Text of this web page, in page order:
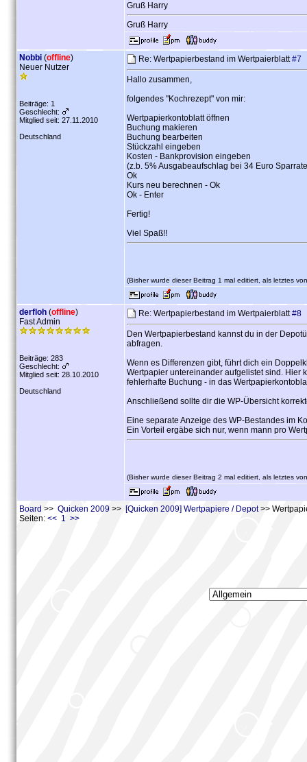
Gruß Harry
Gruß Harry
Nobbi (offline)
Neuer Nutzer
Beiträge: 1
Geschlecht:
Mitglied seit: 27.11.2010
Deutschland
Re: Wertpapierbestand im Wertpaierblatt#7
Hallo zusammen,
folgendes "Kochrezept" von mir:
Wertpapierkontoblatt öffnen
Buchung makieren
Buchung bearbeiten
Stückzahl eingeben
Kosten - Bankprovision eingeben
(z.b. 5% Ausgabeaufschlag bei 34 Euro
Ok
Kurs neu berechnen - Ok
Ok - Enter
Fertig!
Viel Spaß!!
(Bisher wurde dieser Beitrag 1 mal editiert, als letztes
derfloh (offline)
Fast Admin
Beiträge: 283
Geschlecht:
Mitglied seit: 28.10.2010
Deutschland
Re: Wertpapierbestand im Wertpaierblatt#8
Den Wertpapierbestand kannst du in der
abfragen.
Wenn es Differenzen gibt, führt dich ein
Wertpapier untereinander aufgelistet sind. Hier
fehlerhafte Buchung - in das
Anschließend sollte dir die WP-Übersicht
Eine separate Anzeige des WP-Bestandes im
Ein Vorteil ergäbe sich nur, wenn mann pro
(Bisher wurde dieser Beitrag 2 mal editiert, als letztes
Board >> Quicken 2009 >> [Quicken 2009] Wertpapiere / Depot>>
Seiten: << 1 >>